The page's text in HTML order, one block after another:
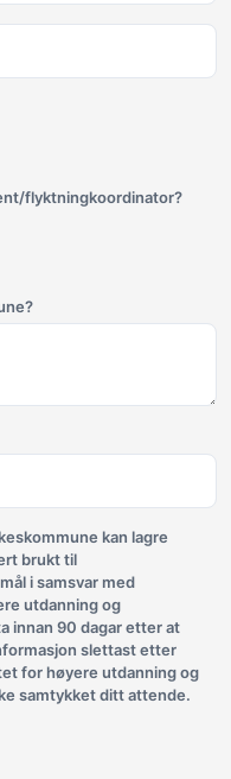
flyktningkoordinator?
kan lagre
brukt til
i samsvar med
utdanning og
innan 90 dagar etter at
slettast etter
for høyere utdanning og
samtykket ditt attende.